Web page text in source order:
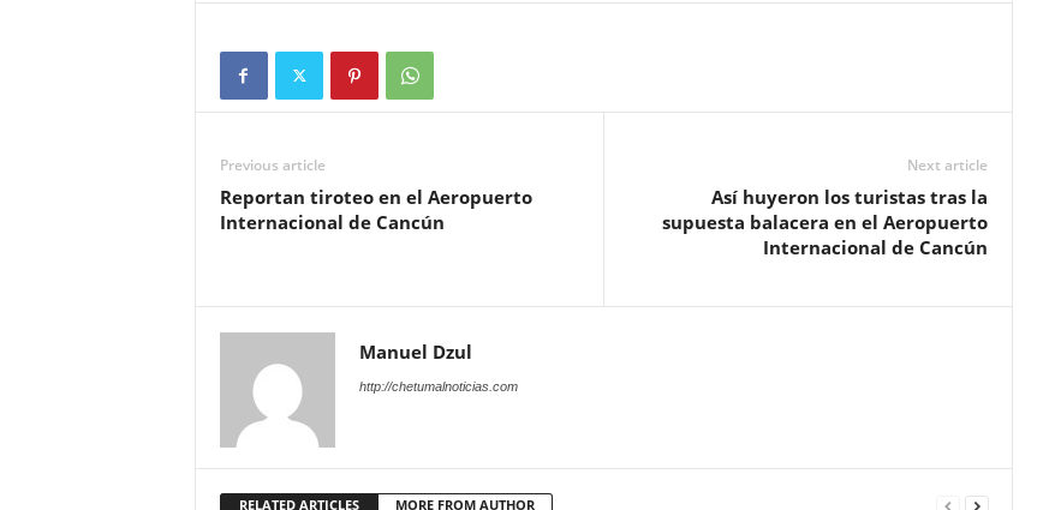
Previous article
Reportan tiroteo en el Aeropuerto
Internacional de Cancún
Next article
Así huyeron los turistas tras la
supuesta balacera en el Aeropuerto
Internacional de Cancún
Manuel Dzul
http://chetumalnoticias.com
RELATED ARTICLES MORE FROM AUTHOR